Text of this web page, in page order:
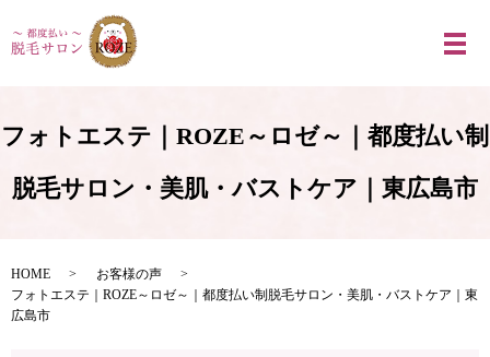
メ
フォトエステ｜ROZE～ロゼ～｜都度払い制
脱毛サロン・美肌・バストケア｜東広島市
HOME
お客様の声
フォトエステ｜ROZE～ロゼ～｜都度払い制脱毛サロン・美肌・バストケア｜東
広島市